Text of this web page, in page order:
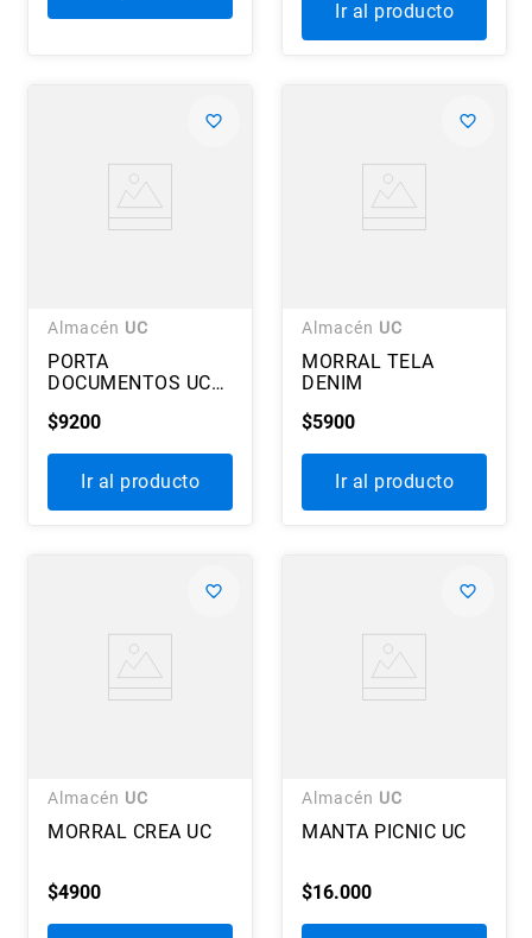
Ir al producto
Almacén UC
PORTA
DOCUMENTOS UC
$9200
Ir al producto
Almacén UC
MORRAL TELA
DENIM
$5900
Ir al producto
Almacén UC
MORRAL CREA UC
$4900
Almacén UC
MANTA PICNIC UC
$16.000